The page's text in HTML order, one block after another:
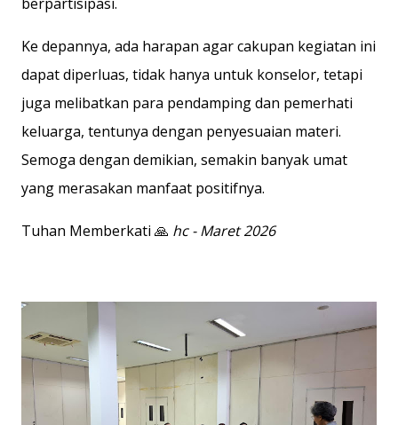
Ke depannya, ada harapan agar cakupan kegiatan ini
dapat diperluas, tidak hanya untuk konselor, tetapi
juga melibatkan para pendamping dan pemerhati
keluarga, tentunya dengan penyesuaian materi.
Semoga dengan demikian, semakin banyak umat
yang merasakan manfaat positifnya.
Tuhan Memberkati 🙏 hc - Maret 2026